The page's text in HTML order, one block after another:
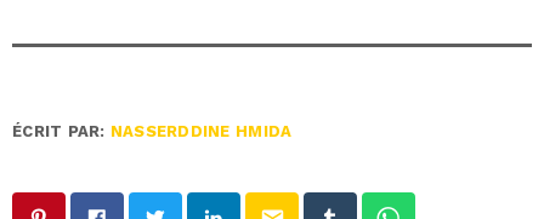
ÉCRIT PAR: NASSERDDINE HMIDA